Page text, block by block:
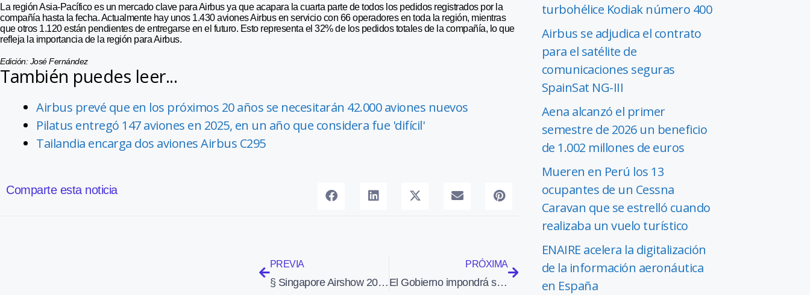
La región Asia-Pacífico es un mercado clave para Airbus ya que acapara la cuarta parte de todos los pedidos registrados por la
compañía hasta la fecha. Actualmente hay unos 1.430 aviones Airbus en servicio con 66 operadores en toda la región, mientras
que otros 1.120 están pendientes de entregarse en el futuro. Esto representa el 32% de los pedidos totales de la compañía, lo que
refleja la importancia de la región para Airbus.
Edición: José Fernández
También puedes leer...
Airbus prevé que en los próximos 20 años se necesitarán 42.000 aviones nuevos
Pilatus entregó 147 aviones en 2025, en un año que considera fue 'difícil'
Tailandia encarga dos aviones Airbus C295
Comparte esta noticia
PREVIA
§ Singapore Airshow 2010
PRÓXIMA
El Gobierno impondrá su ley en el conflicto con los controladores aéreos
turbohélice Kodiak número 400
Airbus se adjudica el contrato
para el satélite de
comunicaciones seguras
SpainSat NG-III
Aena alcanzó el primer
semestre de 2026 un beneficio
de 1.002 millones de euros
Mueren en Perú los 13
ocupantes de un Cessna
Caravan que se estrelló cuando
realizaba un vuelo turístico
ENAIRE acelera la digitalización
de la información aeronáutica
en España